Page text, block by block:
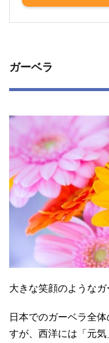
ガーベラ
大きな笑顔のようなガ
日本でのガーベラ全
すが、西洋には「元